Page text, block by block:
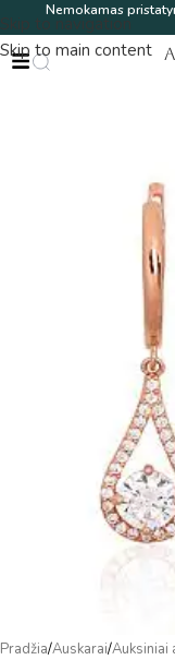
Skip to navigation
Skip to main content
Nemokamas
Pradžia/Auskarai/Auksiniai